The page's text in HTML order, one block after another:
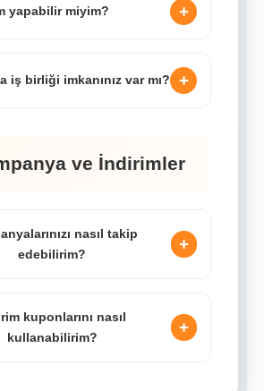
yapabilir miyim? +
iş birliği imkanınız var mı? +
ve İndirimler
nasıl takip
edebilirim?
+
kuponlarını nasıl
kullanabilirim?
+